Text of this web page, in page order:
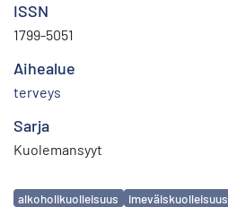
ISSN
1799-5051
Aihealue
terveys
Sarja
Kuolemansyyt
Avainsanat
alkoholikuolleisuus imeväiskuolleisuus